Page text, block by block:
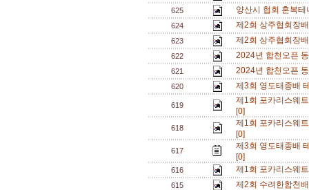
625 양산시 협회 혼복
624 제2회 상주협회장
623 제2회 상주협회장
622 2024년 합천오픈
621 2024년 합천오픈
620 제3회 영도태종배
619
제1회 포카리스웨
[0]
618
제1회 포카리스웨
[0]
617
제3회 영도태종배
[0]
616 제1회 포카리스웨
615 제2회 수려한합천